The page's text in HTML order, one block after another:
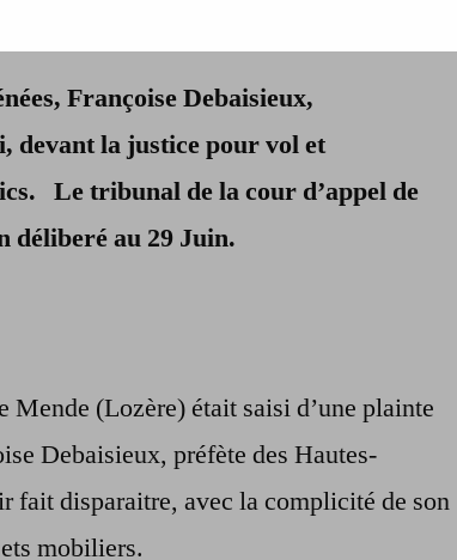
ans
de
avec
sursis
hautes-
Françoise Debaisieux,
devant la justice pour vol et
Le tribunal de la cour d’appel de
déliberé au 29 Juin.
Mende (Lozère) était saisi d’une plainte
Debaisieux, préfète des Hautes-
fait disparaitre, avec la complicité de son
mobiliers.